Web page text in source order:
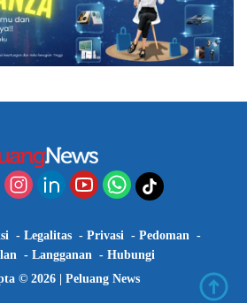
Legalitas Privasi
Pedoman
Langganan
Hubungi
© 2026 | Peluang News